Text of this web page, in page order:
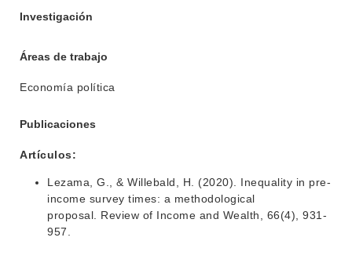
EXTENSIÓN
SERVICIOS
LLAMADOS
CONTACTO
EDUCACIÓN PERMANENTE
MOVILIDAD ACADÉMICA
BIBLIOTECA
Investigación
Áreas de trabajo
Economía política
Publicaciones
Artículos:
Lezama, G., & Willebald, H. (2020). Inequality in pre‐
income survey times: a methodological
proposal. Review of Income and Wealth, 66(4), 931-
957.